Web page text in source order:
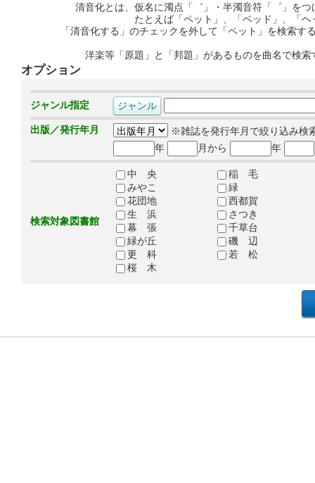
清音化とは、仮名に濁点「゛」・半濁音符「゜」を
たとえば「ペット」、「ベッド」、「
「清音化する」のチェックを外して「ペット」を検索
洋楽等「原題」と「邦題」があるものを曲名で検
オプション
ジャンル指定
出版／発行年月
※雑誌を発行年月で絞り込み検
年
月から 年
検索対象図書館
中 央
稲 毛
みやこ
緑
花団地
西都賀
生 浜
さつき
幕 張
千草台
緑が丘
磯 辺
更 科
若 松
桜 木